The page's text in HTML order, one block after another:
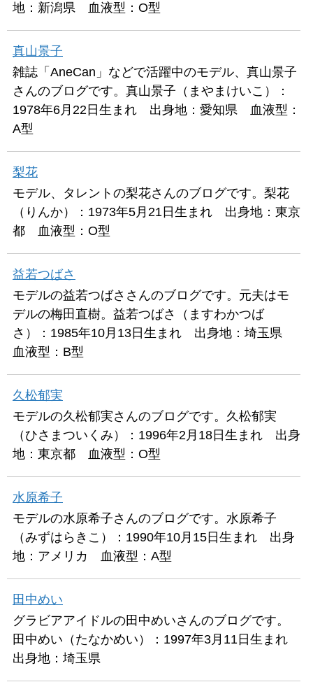
地：新潟県 血液型：O型
真山景子
雑誌「AneCan」などで活躍中のモデル、真山景子
さんのブログです。真山景子（まやまけいこ）：
1978年6月22日生まれ 出身地：愛知県 血液型：
A型
梨花
モデル、タレントの梨花さんのブログです。梨花
（りんか）：1973年5月21日生まれ 出身地：東京
都 血液型：O型
益若つばさ
モデルの益若つばささんのブログです。元夫はモ
デルの梅田直樹。益若つばさ（ますわかつば
さ）：1985年10月13日生まれ 出身地：埼玉県
血液型：B型
久松郁実
モデルの久松郁実さんのブログです。久松郁実
（ひさまついくみ）：1996年2月18日生まれ 出身
地：東京都 血液型：O型
水原希子
モデルの水原希子さんのブログです。水原希子
（みずはらきこ）：1990年10月15日生まれ 出身
地：アメリカ 血液型：A型
田中めい
グラビアアイドルの田中めいさんのブログです。
田中めい（たなかめい）：1997年3月11日生まれ
出身地：埼玉県